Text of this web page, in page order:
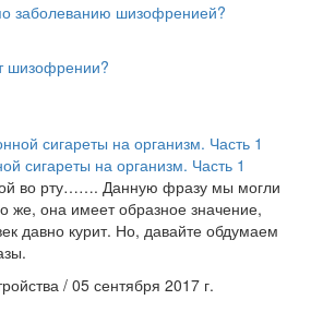
заболеванию шизофренией?
шизофрении?
сигареты на организм. Часть 1
во рту……. Данную фразу мы могли
же, она имеет образное значение,
давно курит. Но, давайте обдумаем
/ 05 сентября 2017 г.